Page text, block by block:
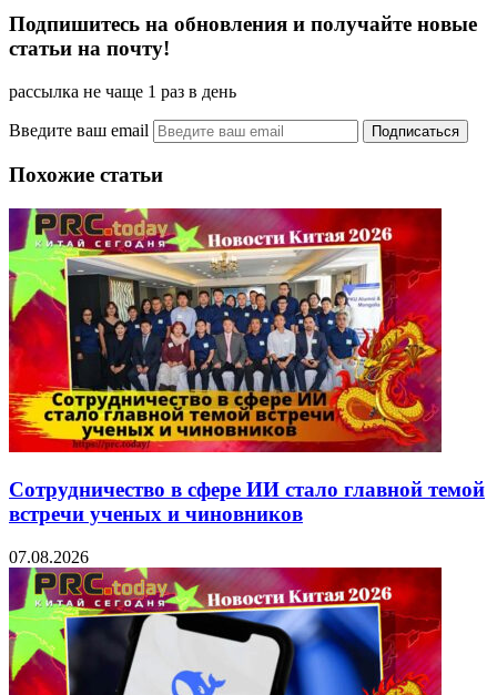
Подпишитесь на обновления и получайте новые
статьи на почту!
рассылка не чаще 1 раз в день
Введите ваш email
Похожие статьи
Сотрудничество в сфере ИИ стало главной темой
встречи ученых и чиновников
07.08.2026